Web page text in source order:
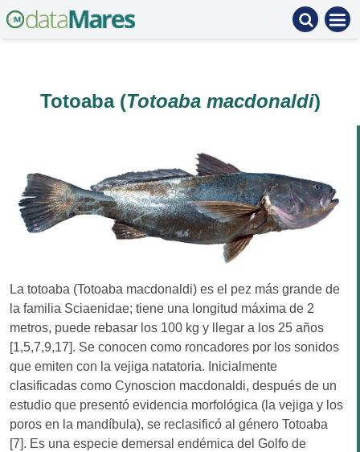
Totoaba (Totoaba macdonaldi)
La totoaba (Totoaba macdonaldi) es el pez más grande de
la familia Sciaenidae; tiene una longitud máxima de 2
metros, puede rebasar los 100 kg y llegar a los 25 años
[1,5,7,9,17]. Se conocen como roncadores por los sonidos
que emiten con la vejiga natatoria. Inicialmente
clasificadas como Cynoscion macdonaldi, después de un
estudio que presentó evidencia morfológica (la vejiga y los
poros en la mandíbula), se reclasificó al género Totoaba
[7]. Es una especie demersal endémica del Golfo de